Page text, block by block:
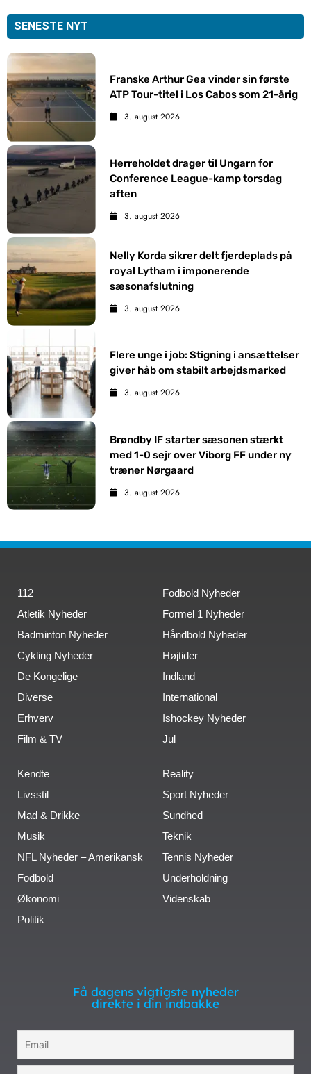
SENESTE NYT
Franske Arthur Gea vinder sin første
ATP Tour-titel i Los Cabos som 21-årig
3. august 2026
Herreholdet drager til Ungarn for
Conference League-kamp torsdag
aften
3. august 2026
Nelly Korda sikrer delt fjerdeplads på
royal Lytham i imponerende
sæsonafslutning
3. august 2026
Flere unge i job: Stigning i ansættelser
giver håb om stabilt arbejdsmarked
3. august 2026
Brøndby IF starter sæsonen stærkt
med 1-0 sejr over Viborg FF under ny
træner Nørgaard
3. august 2026
112
Atletik Nyheder
Badminton Nyheder
Cykling Nyheder
De Kongelige
Diverse
Erhverv
Film & TV
Fodbold Nyheder
Formel 1 Nyheder
Håndbold Nyheder
Højtider
Indland
International
Ishockey Nyheder
Jul
Kendte
Livsstil
Mad & Drikke
Musik
NFL Nyheder – Amerikansk
Fodbold
Økonomi
Politik
Reality
Sport Nyheder
Sundhed
Teknik
Tennis Nyheder
Underholdning
Videnskab
Få dagens vigtigste nyheder
direkte i din indbakke